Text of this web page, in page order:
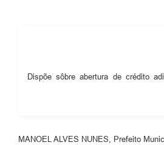
Audiências Públicas
Dispõe sôbre abertura de crédito
MANOEL ALVES NUNES, Prefeito